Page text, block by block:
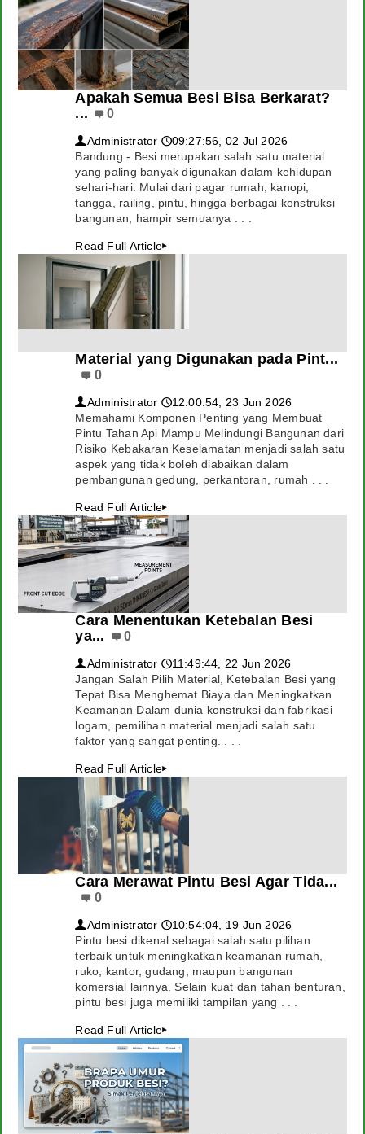
Apakah Semua Besi Bisa Berkarat?
...
0
👤Administrator 🕔09:27:56, 02 Jul 2026
Bandung - Besi merupakan salah satu material
yang paling banyak digunakan dalam kehidupan
sehari-hari. Mulai dari pagar rumah, kanopi,
tangga, railing, pintu, hingga berbagai konstruksi
bangunan, hampir semuanya . . .
Read Full Article▸
Material yang Digunakan pada Pint...
0
👤Administrator 🕔12:00:54, 23 Jun 2026
Memahami Komponen Penting yang Membuat
Pintu Tahan Api Mampu Melindungi Bangunan dari
Risiko Kebakaran Keselamatan menjadi salah satu
aspek yang tidak boleh diabaikan dalam
pembangunan gedung, perkantoran, rumah . . .
Read Full Article▸
Cara Menentukan Ketebalan Besi
ya...
0
👤Administrator 🕔11:49:44, 22 Jun 2026
Jangan Salah Pilih Material, Ketebalan Besi yang
Tepat Bisa Menghemat Biaya dan Meningkatkan
Keamanan Dalam dunia konstruksi dan fabrikasi
logam, pemilihan material menjadi salah satu
faktor yang sangat penting. . . .
Read Full Article▸
Cara Merawat Pintu Besi Agar Tida...
0
👤Administrator 🕔10:54:04, 19 Jun 2026
Pintu besi dikenal sebagai salah satu pilihan
terbaik untuk meningkatkan keamanan rumah,
ruko, kantor, gudang, maupun bangunan
komersial lainnya. Selain kuat dan tahan benturan,
pintu besi juga memiliki tampilan yang . . .
Read Full Article▸